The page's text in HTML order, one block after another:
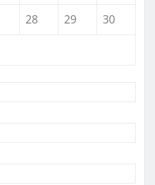
28 29
30